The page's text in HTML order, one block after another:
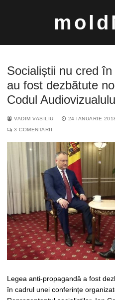
după:
Socialiștii nu cred
au fost dezbătute
Codul
VADIM VASILIU 24 IANUARIE
3 COMENTARII
Legea anti-propagandă a fost
în cadrul unei conferințe